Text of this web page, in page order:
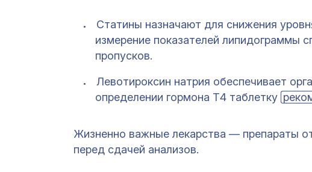
Статины назначают для снижения
измерение показателей липидограммы
пропусков.
Левотироксин натрия обеспечивает
определении гормона Т4 таблетку
Жизненно важные лекарства — препараты
перед сдачей анализов.